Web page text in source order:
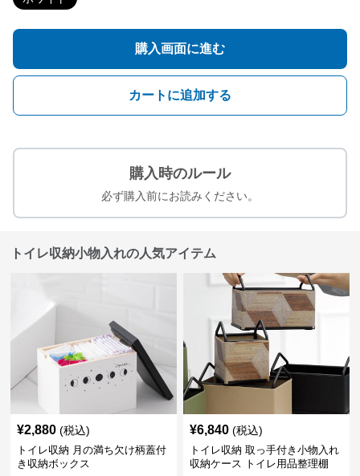
購入画面に進む
カートに追加する
購入時のルール
必ず購入前にお読みください。
トイレ収納小物入れの人気アイテム
¥2,880 (税込)
トイレ収納 月の満ち欠け柄蓋付
き収納ボックス
¥6,840 (税込)
トイレ収納 取っ手付き小物入れ
収納ケース トイレ用品整理棚